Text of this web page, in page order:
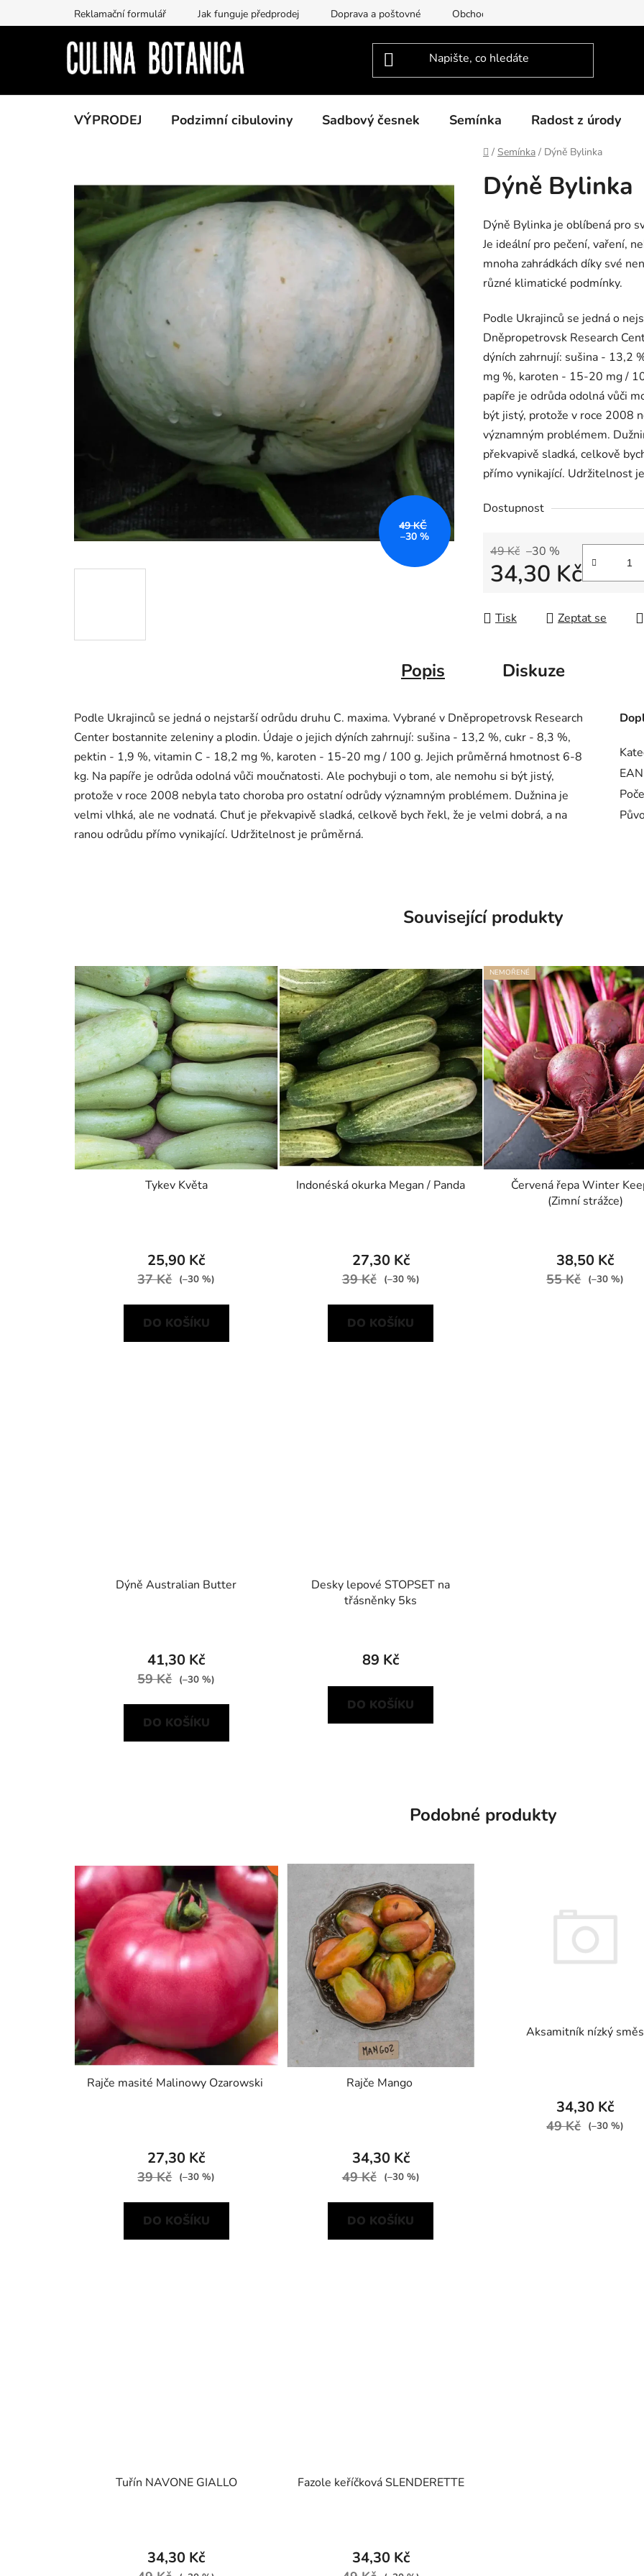
na
Reklamační formulář Jak funguje předprodej Doprava a poštovné Obchodní podmínky Podmínky
VÝPRODEJ Podzimní cibuloviny Sadbový česnek Semínka Radost z úrody
Domů
/ Semínka / Dýně Bylinka
Dýně Bylinka
Dýně Bylinka je oblíbená pro
Je ideální pro pečení, vaření,
mnoha zahrádkách díky své
různé klimatické podmínky.
Podle Ukrajinců se jedná o
Dněpropetrovsk Research
dýních zahrnují: sušina - 13,2
mg %, karoten - 15-20 mg /
papíře je odrůda odolná vůči
být jistý, protože v roce 2008
významným problémem.
překvapivě sladká, celkově
přímo vynikající. Udržitelnost
Dostupnost
49 Kč –30 %
34,30 Kč
Tisk Zeptat se
49 KČ
–30 %
Popis Diskuze
Podle Ukrajinců se jedná o nejstarší odrůdu druhu C. maxima. Vybrané v Dněpropetrovsk Research
Center bostannite zeleniny a plodin. Údaje o jejich dýních zahrnují: sušina - 13,2 %, cukr - 8,3 %,
pektin - 1,9 %, vitamin C - 18,2 mg %, karoten - 15-20 mg / 100 g. Jejich průměrná hmotnost 6-8
kg. Na papíře je odrůda odolná vůči moučnatosti. Ale pochybuji o tom, ale nemohu si být jistý,
protože v roce 2008 nebyla tato choroba pro ostatní odrůdy významným problémem. Dužnina je
velmi vlhká, ale ne vodnatá. Chuť je překvapivě sladká, celkově bych řekl, že je velmi dobrá, a na
ranou odrůdu přímo vynikající. Udržitelnost je průměrná.
EAN
Související produkty
Tykev Květa
25,90 Kč
37 Kč (–30 %)
DO KOŠÍKU
Indonéská okurka Megan / Panda
27,30 Kč
39 Kč (–30 %)
DO KOŠÍKU
NEMOŘENÉ
Červená řepa Winter
(Zimní strážce)
38,50 Kč
55 Kč (–30 %)
Dýně Australian Butter
41,30 Kč
59 Kč (–30 %)
DO KOŠÍKU
Desky lepové STOPSET na
třásněnky 5ks
89 Kč
DO KOŠÍKU
Podobné produkty
Rajče masité Malinowy Ozarowski
27,30 Kč
39 Kč (–30 %)
DO KOŠÍKU
Rajče Mango
34,30 Kč
49 Kč (–30 %)
DO KOŠÍKU
Aksamitník nízký směs
34,30 Kč
49 Kč (–30 %)
Tuřín NAVONE GIALLO
34,30 Kč
Fazole keříčková SLENDERETTE
34,30 Kč